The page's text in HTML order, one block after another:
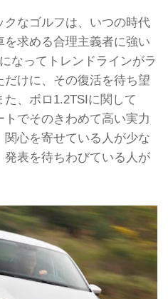
なゴルフは、いつの時代
求める合理主義者に強い
なってトレンドラインがラ
けに、その復活を待ち望
、ポロ1.2TSIに関して
でそのきわめて高い実力
心を寄せている人が少な
発表を待ちわびている人が